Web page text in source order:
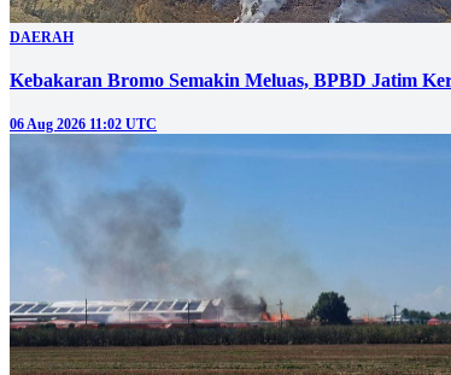
DAERAH
Kebakaran Bromo Semakin Meluas, BPBD Jatim
06 Aug 2026 11:02 UTC